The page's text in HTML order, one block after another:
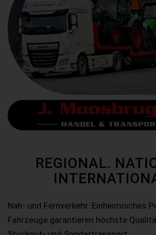
REGIONAL.
Nah- und Fernverkehr. Einheimisches
Fahrzeuge garantieren höchste